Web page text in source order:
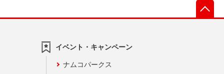
イベント・キャンペーン
ナムコパークス